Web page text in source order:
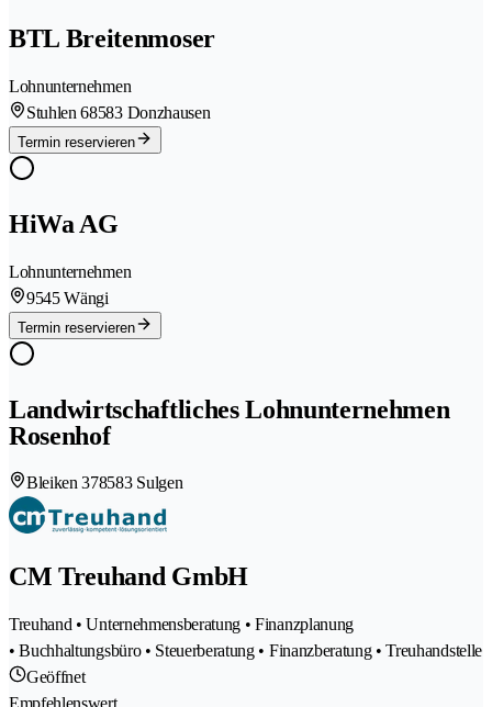
BTL Breitenmoser
Lohnunternehmen
Stuhlen 68583 Donzhausen
Termin reservieren
HiWa AG
Lohnunternehmen
9545 Wängi
Termin reservieren
Landwirtschaftliches Lohnunternehmen
Rosenhof
Bleiken 378583 Sulgen
CM Treuhand GmbH
Treuhand • Unternehmensberatung • Finanzplanung
• Buchhaltungsbüro • Steuerberatung • Finanzberatung • Treuhandstelle
Geöffnet